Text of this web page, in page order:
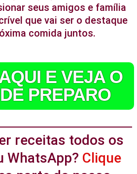
seus amigos e família
que vai ser o destaque
comida juntos.
E VEJA O
PREPARO
receitas todos os
WhatsApp? Clique